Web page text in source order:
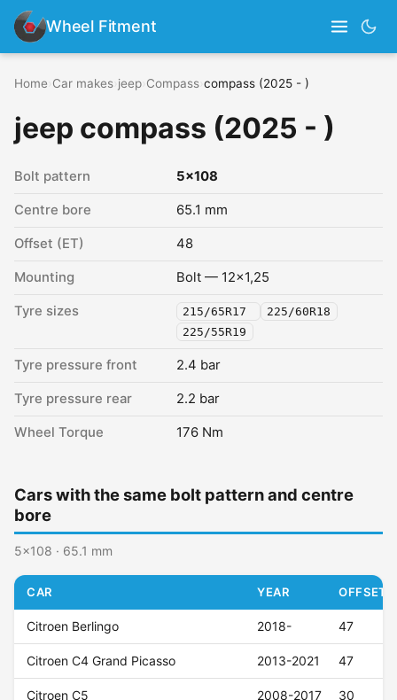
Wheel Fitment
Home Car makes jeep Compass compass (2025 - )
jeep compass (2025 - )
Bolt pattern 5x108
Centre bore 65.1 mm
Offset (ET) 48
Mounting Bolt — 12x1,25
Tyre sizes 215/65R17
225/60R18
225/55R19
Tyre pressure front 2.4 bar
Tyre pressure rear 2.2 bar
Wheel Torque 176 Nm
Cars with the same bolt pattern and centre
bore
5x108 · 65.1 mm
CAR YEAR OFFSET
Citroen Berlingo 2018- 47
Citroen C4 Grand Picasso 2013-2021 47
Citroen C5 2008-2017 30